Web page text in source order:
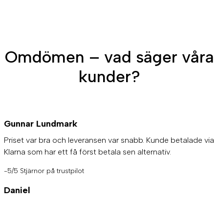
Omdömen – vad säger våra
kunder?
Gunnar Lundmark
Priset var bra och leveransen var snabb. Kunde betalade via
Klarna som har ett få först betala sen alternativ.
-5/5 Stjärnor på trustpilot
Daniel